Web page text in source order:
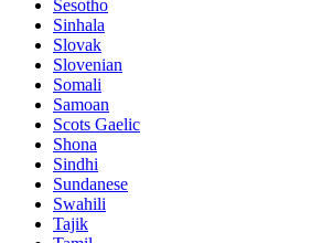
Sesotho
Sinhala
Slovak
Slovenian
Somali
Samoan
Scots Gaelic
Shona
Sindhi
Sundanese
Swahili
Tajik